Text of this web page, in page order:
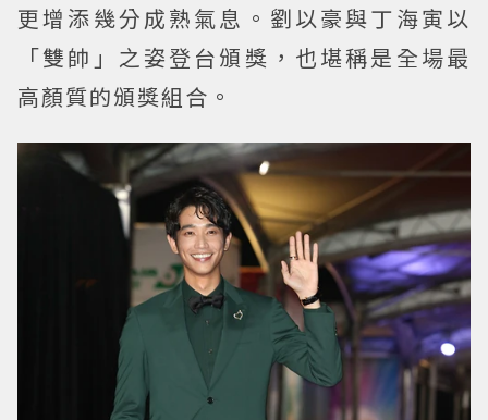
更增添幾分成熟氣息。劉以豪與丁海寅以
「雙帥」之姿登台頒獎，也堪稱是全場最
高顏質的頒獎組合。